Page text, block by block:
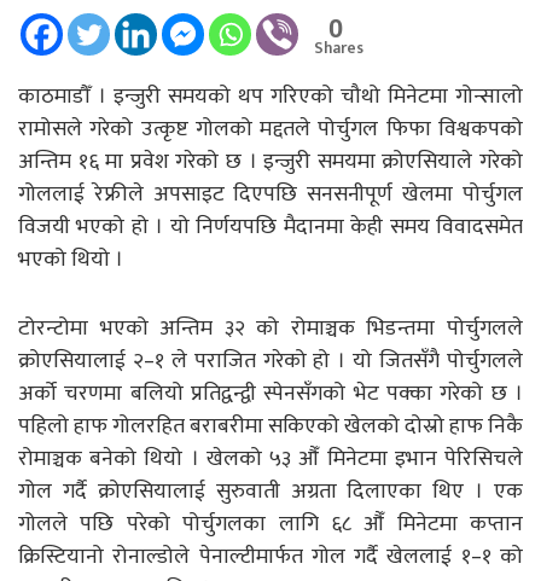
0
Shares
काठमाडौँ । इन्जुरी समयको थप गरिएको चौथो मिनेटमा गोन्सालो
रामोसले गरेको उत्कृष्ट गोलको मद्दतले पोर्चुगल फिफा विश्वकपको
अन्तिम १६ मा प्रवेश गरेको छ । इन्जुरी समयमा क्रोएसियाले गरेको
गोललाई रेफ्रीले अपसाइट दिएपछि सनसनीपूर्ण खेलमा पोर्चुगल
विजयी भएको हो । यो निर्णयपछि मैदानमा केही समय विवादसमेत
भएको थियो ।
टोरन्टोमा भएको अन्तिम ३२ को रोमाञ्चक भिडन्तमा पोर्चुगलले
क्रोएसियालाई २–१ ले पराजित गरेको हो । यो जितसँगै पोर्चुगलले
अर्को चरणमा बलियो प्रतिद्वन्द्वी स्पेनसँगको भेट पक्का गरेको छ ।
पहिलो हाफ गोलरहित बराबरीमा सकिएको खेलको दोस्रो हाफ निकै
रोमाञ्चक बनेको थियो । खेलको ५३ औँ मिनेटमा इभान पेरिसिचले
गोल गर्दै क्रोएसियालाई सुरुवाती अग्रता दिलाएका थिए । एक
गोलले पछि परेको पोर्चुगलका लागि ६८ औँ मिनेटमा कप्तान
क्रिस्टियानो रोनाल्डोले पेनाल्टीमार्फत गोल गर्दै खेललाई १–१ को